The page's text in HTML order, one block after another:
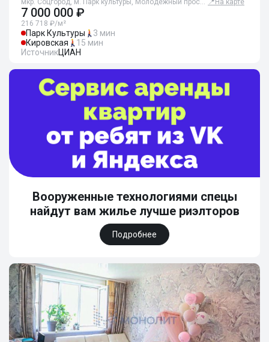
мкр. Соцгород, м. Парк культуры, Молодежный прос… 📍 На карте
7 000 000 ₽
216 718 ₽/м²
Парк Культуры
3 мин
Кировская
15 мин
ИсточникЦИАН
Вооруженные технологиями спецы
найдут вам жилье лучше риэлторов
Подробнее